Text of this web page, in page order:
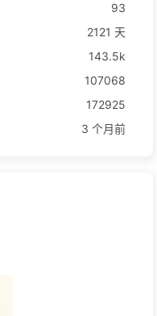
93
2121 天
143.5k
107068
172925
3 个月前